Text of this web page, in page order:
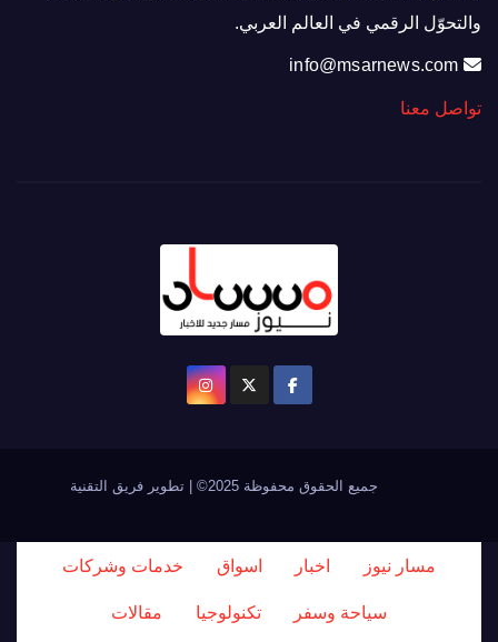
والتحوّل الرقمي في العالم العربي.
info@msarnews.com
تواصل معنا
جميع الحقوق محفوظة 2025© | تطوير فريق التقنية
مسار نيوز اخبار اسواق خدمات وشركات
سياحة وسفر تكنولوجيا مقالات